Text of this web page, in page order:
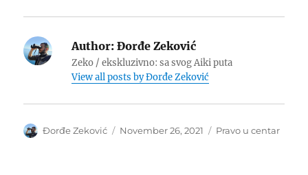
Author: Đorđe Zeković
Zeko / ekskluzivno: sa svog Aiki puta
View all posts by Đorđe Zeković
Author
Đorđe Zeković
Posted
November 26, 2021 Categories
Pravo u centar